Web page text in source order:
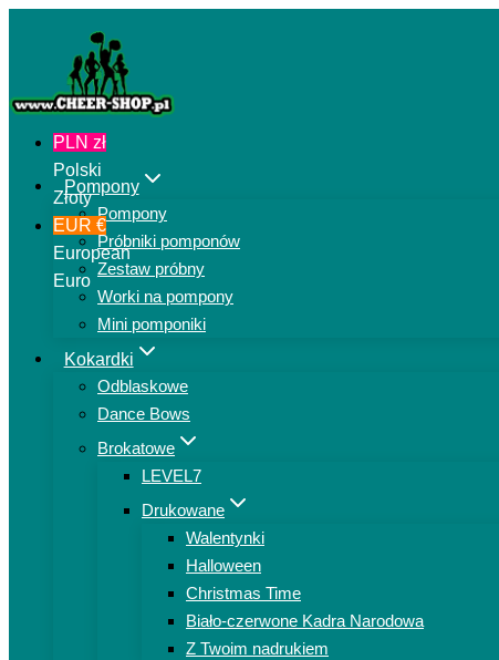
Pompony
Pompony
Próbniki pomponów
Zestaw próbny
Worki na pompony
Mini pomponiki
Kokardki
Odblaskowe
Dance Bows
Brokatowe
LEVEL7
Drukowane
Walentynki
Halloween
Christmas Time
Biało-czerwone Kadra Narodowa
Z Twoim nadrukiem
PLN zł
Polski
Złoty
EUR €
European
Euro